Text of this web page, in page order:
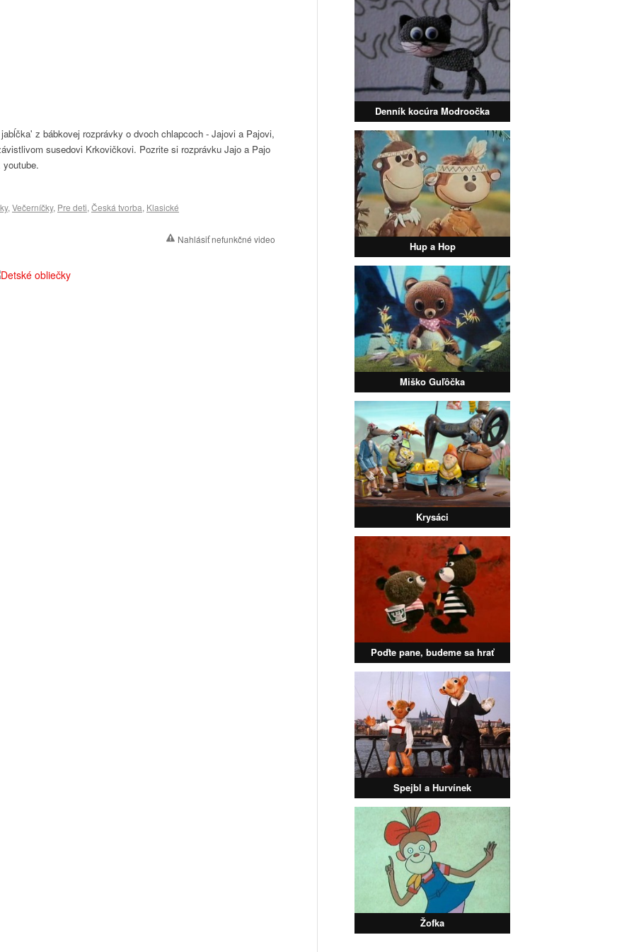
z bábkovej rozprávky o dvoch chlapcoch - Jajovi a Pajovi,
susedovi Krkovičkovi. Pozrite si rozprávku Jajo a Pajo
, Večerníčky, Pre deti, Česká tvorba, Klasické
Nahlásiť nefunkčné video
Denník kocúra Modroočka
Hup a Hop
Miško Guľôčka
Krysáci
Poďte pane, budeme sa hrať
Spejbl a Hurvínek
Žofka